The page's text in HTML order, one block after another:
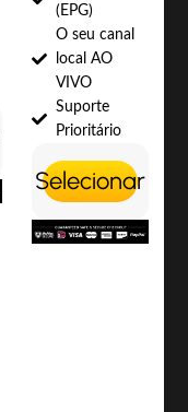
(EPG)
O seu canal
local AO
VIVO
Suporte
Prioritário
Selecionar